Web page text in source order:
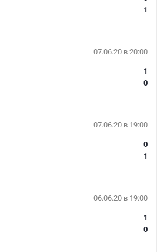
1
07.06.20 в 20:00
1
0
07.06.20 в 19:00
0
1
06.06.20 в 19:00
1
0